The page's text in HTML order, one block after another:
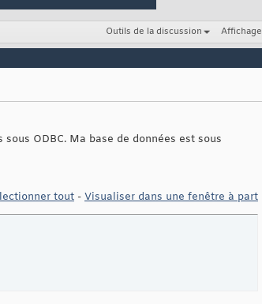
Outils de la discussion Affichage
ODBC. Ma base de données est sous
tout - Visualiser dans une fenêtre à part